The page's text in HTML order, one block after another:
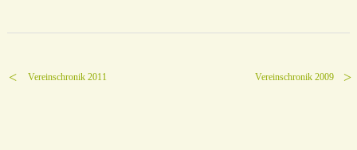
Vereinschronik 2011 Vereinschronik 2009